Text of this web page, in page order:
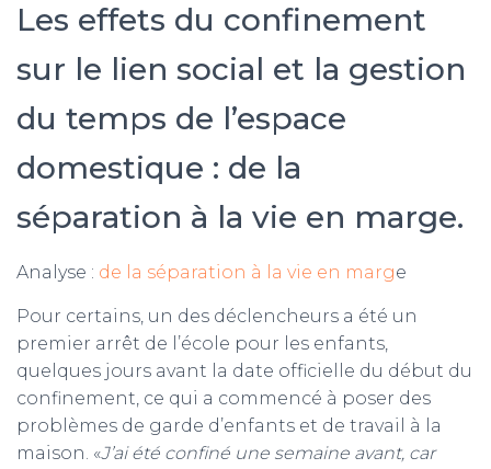
Les effets du confinement
sur le lien social et la gestion
du temps de l’espace
domestique : de la
séparation à la vie en marge.
Analyse : de la séparation à la vie en marge
Pour certains, un des déclencheurs a été un
premier arrêt de l’école pour les enfants,
quelques jours avant la date officielle du début du
confinement, ce qui a commencé à poser des
problèmes de garde d’enfants et de travail à la
maison. «J’ai été confiné une semaine avant, car